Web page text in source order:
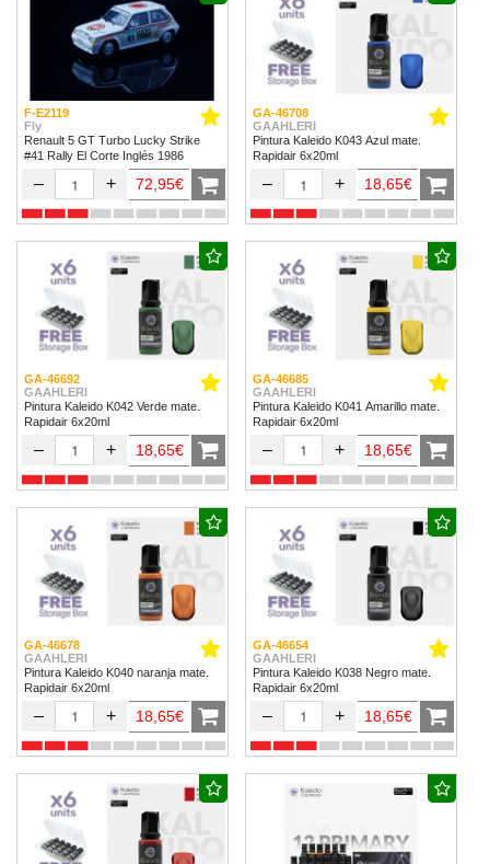
F-E2119
Fly
Renault 5 GT Turbo Lucky Strike
#41 Rally El Corte Inglés 1986
– + 72,95€
GA-46708
GAAHLERI
Pintura Kaleido K043 Azul mate.
Rapidair 6x20ml
– + 18,65€
GA-46692
GAAHLERI
Pintura Kaleido K042 Verde mate.
Rapidair 6x20ml
– + 18,65€
GA-46685
GAAHLERI
Pintura Kaleido K041 Amarillo mate.
Rapidair 6x20ml
– + 18,65€
GA-46678
GAAHLERI
Pintura Kaleido K040 naranja mate.
Rapidair 6x20ml
– + 18,65€
GA-46654
GAAHLERI
Pintura Kaleido K038 Negro mate.
Rapidair 6x20ml
– + 18,65€